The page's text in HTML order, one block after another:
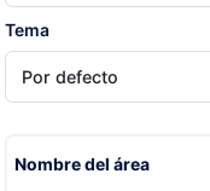
Tema
Por defecto
Nombre del área